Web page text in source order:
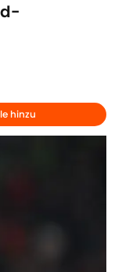
hinzu